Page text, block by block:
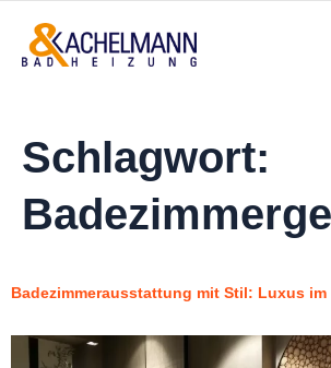
Schlagwort:
Badezimmerausstattung mit Stil: Luxus im